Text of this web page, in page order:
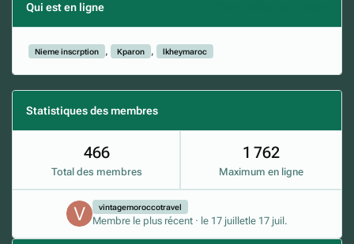
Qui est en ligne
Nieme inscrption Kparon lkheymaroc
Statistiques des membres
466
Total des membres
1 762
Maximum en ligne
vintagemoroccotravel
Membre le plus récent · le 17 juilletle 17 juil.